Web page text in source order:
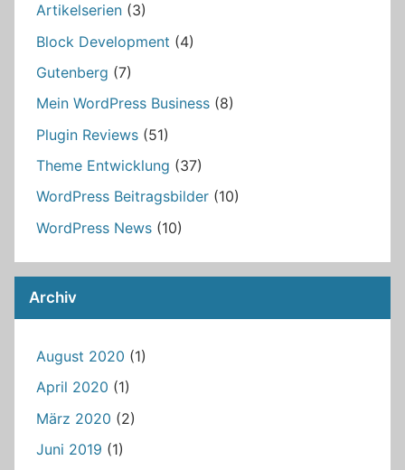
Artikelserien (3)
Block Development (4)
Gutenberg (7)
Mein WordPress Business (8)
Plugin Reviews (51)
Theme Entwicklung (37)
WordPress Beitragsbilder (10)
WordPress News (10)
Archiv
August 2020 (1)
April 2020 (1)
März 2020 (2)
Juni 2019 (1)